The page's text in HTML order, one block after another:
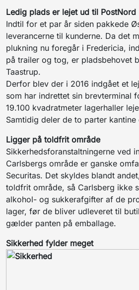
Ledig plads er lejet ud til PostNord
Indtil for et par år siden pakkede
leverancerne til kunderne. Da det
plukning nu foregår i Fredericia,
på trailer og tog, er pladsbehovet
Taastrup.
Derfor blev der i 2016 indgået et
som har indrettet sin brevterminal
19.100 kvadratmeter lagerhaller
Samtidig deler de to parter kantine
Ligger på toldfrit område
Sikkerhedsforanstaltningerne ved
Carlsbergs område er ganske
Securitas. Det skyldes blandt
toldfrit område, så Carlsberg ikke
alkohol- og sukkerafgifter af de
lager, før de bliver udleveret til
gælder panten på emballage.
Sikkerhed fylder meget